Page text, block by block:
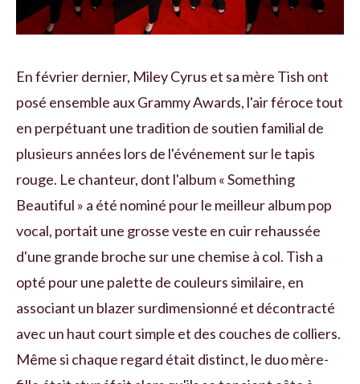
En février dernier, Miley Cyrus et sa mère Tish ont
posé ensemble aux Grammy Awards, l'air féroce tout
en perpétuant une tradition de soutien familial de
plusieurs années lors de l'événement sur le tapis
rouge. Le chanteur, dont l'album « Something
Beautiful » a été nominé pour le meilleur album pop
vocal, portait une grosse veste en cuir rehaussée
d'une grande broche sur une chemise à col. Tish a
opté pour une palette de couleurs similaire, en
associant un blazer surdimensionné et décontracté
avec un haut court simple et des couches de colliers.
Même si chaque regard était distinct, le duo mère-